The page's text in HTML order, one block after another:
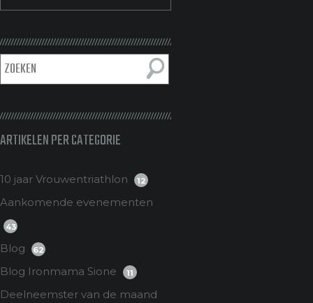
ARTIKELEN PER CATEGORIE
10 jaar Vrouwentriathlon 12
Aankomende evenementen
43
Blog 62
Blog Ironmama Sione 11
Deelneemster van de maand